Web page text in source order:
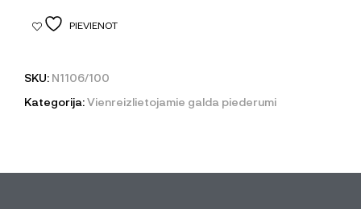
PIEVIENOT
SKU: N1106/100
Kategorija:Vienreizlietojamie galda piederumi